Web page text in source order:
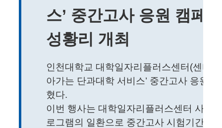
스’ 중간고사 응원 캠페
성황리 개최
인천대학교 대학일자리플러스센터(센터
아가는 단과대학 서비스’ 중간고사 응원
혔다.
이번 행사는 대학일자리플러스센터 사업
로그램의 일환으로 중간고사 시험기간을